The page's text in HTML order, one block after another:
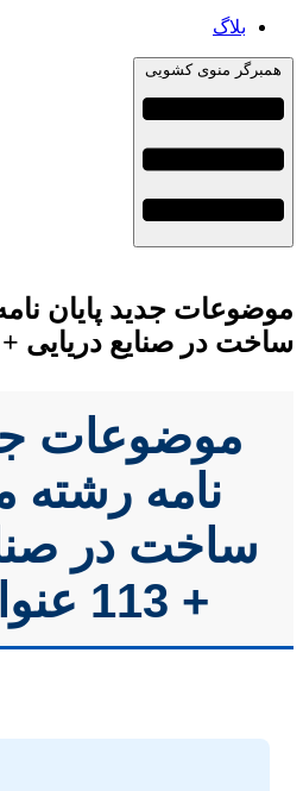
بلاگ
همبرگر منوی کشویی
موضوعات جدید پایان
ساخت در صنایع دریایی + 113عنوان بروز
موضوعات
نامه
ساخت در
+ 113 عنوان بروز